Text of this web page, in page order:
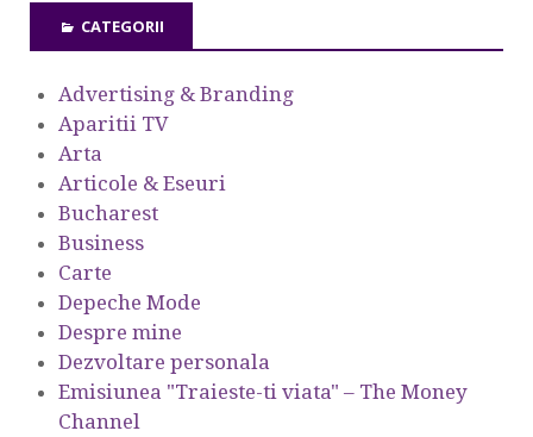
CATEGORII
Advertising & Branding
Aparitii TV
Arta
Articole & Eseuri
Bucharest
Business
Carte
Depeche Mode
Despre mine
Dezvoltare personala
Emisiunea "Traieste-ti viata" – The Money
Channel